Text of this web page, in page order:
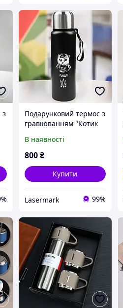
з Подарунковий термос з
гравіюванням "Котик
В наявності
800 ₴
Купити
Lasermark 99%